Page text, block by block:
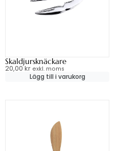
Skaldjursknäckare
20,00kr exkl. moms
Lägg till i varukorg